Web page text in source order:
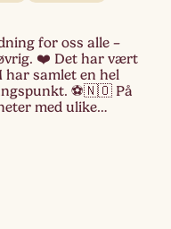
for oss alle –
❤️ Det har vært
har samlet en hel
⚽🇳🇴 På
med ulike